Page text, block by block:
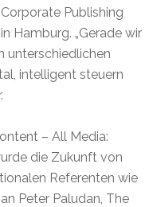
Publishing
Hamburg. „Gerade wir
unterschiedlichen
intelligent steuern
– All Media:
die Zukunft von
Referenten wie
Peter Paludan, The